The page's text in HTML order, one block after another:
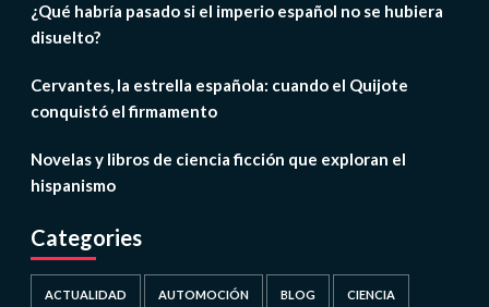
¿Qué habría pasado si el imperio español no se hubiera
disuelto?
Cervantes, la estrella española: cuando el Quijote
conquistó el firmamento
Novelas y libros de ciencia ficción que exploran el
hispanismo
Categories
ACTUALIDAD AUTOMOCIÓN BLOG CIENCIA